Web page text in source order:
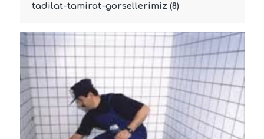
tadilat-tamirat-gorsellerimiz (8)